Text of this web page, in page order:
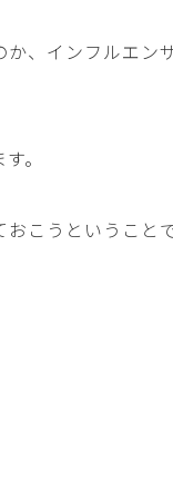
、インフルエン
。
おこうというこ